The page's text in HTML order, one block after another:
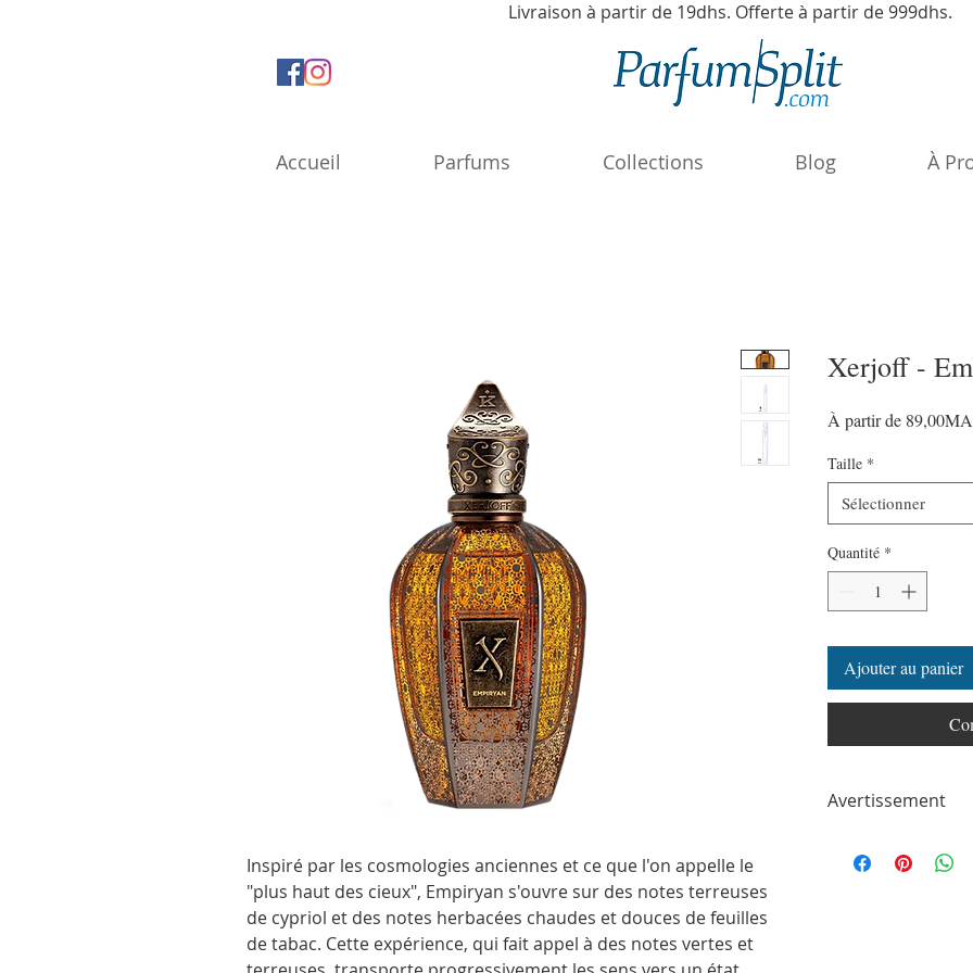
Livraison à partir de 19dhs. Offerte à partir de 999dhs.
Accueil Parfums Collections Blog À
Inspiré par les cosmologies anciennes et ce que l'on appelle le
"plus haut des cieux", Empiryan s'ouvre sur des notes terreuses
de cypriol et des notes herbacées chaudes et douces de feuilles
de tabac. Cette expérience, qui fait appel à des notes vertes et
Xerjoff -
À partir de
Taille *
Sélectionner
Quantité *
Ajouter au panier
Avertissement
toute autre marque